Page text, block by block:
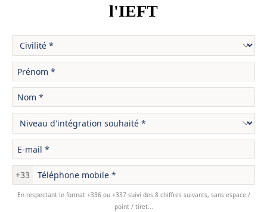
l'IEFT
+33
En respectant le format +336 ou +337 suivi des 8 chiffres suivants, sans espace /
point / tiret...